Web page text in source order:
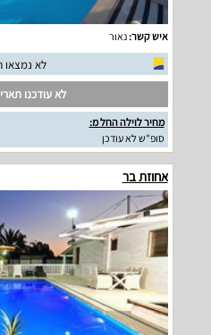
איש קשר:נאור
לא נמצאו
לא עודכנו
מחיר לוילה החל מ:
סופ"ש לא עודכן
אחוזת בר